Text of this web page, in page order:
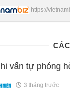
https://
vấn tự phóng
3 tháng trước